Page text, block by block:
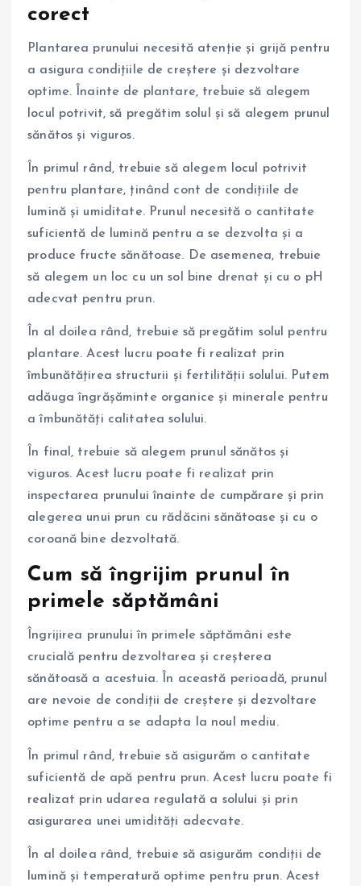
corect
Plantarea prunului necesită atenție și grijă pentru
a asigura condițiile de creștere și dezvoltare
optime. Înainte de plantare, trebuie să alegem
locul potrivit, să pregătim solul și să alegem prunul
sănătos și viguros.
În primul rând, trebuie să alegem locul potrivit
pentru plantare, ținând cont de condițiile de
lumină și umiditate. Prunul necesită o cantitate
suficientă de lumină pentru a se dezvolta și a
produce fructe sănătoase. De asemenea, trebuie
să alegem un loc cu un sol bine drenat și cu o pH
adecvat pentru prun.
În al doilea rând, trebuie să pregătim solul pentru
plantare. Acest lucru poate fi realizat prin
îmbunătățirea structurii și fertilității solului. Putem
adăuga îngrășăminte organice și minerale pentru
a îmbunătăți calitatea solului.
În final, trebuie să alegem prunul sănătos și
viguros. Acest lucru poate fi realizat prin
inspectarea prunului înainte de cumpărare și prin
alegerea unui prun cu rădăcini sănătoase și cu o
coroană bine dezvoltată.
Cum să îngrijim prunul în
primele săptămâni
Îngrijirea prunului în primele săptămâni este
crucială pentru dezvoltarea și creșterea
sănătoasă a acestuia. În această perioadă, prunul
are nevoie de condiții de creștere și dezvoltare
optime pentru a se adapta la noul mediu.
În primul rând, trebuie să asigurăm o cantitate
suficientă de apă pentru prun. Acest lucru poate fi
realizat prin udarea regulată a solului și prin
asigurarea unei umidități adecvate.
În al doilea rând, trebuie să asigurăm condiții de
lumină și temperatură optime pentru prun. Acest